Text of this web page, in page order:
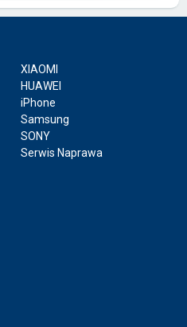
XIAOMI
HUAWEI
iPhone
Samsung
SONY
Serwis Naprawa